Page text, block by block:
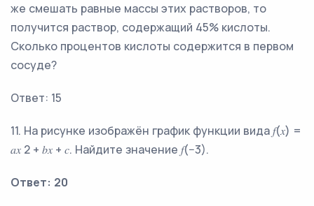
же смешать равные массы этих растворов, то
получится раствор, содержащий 45% кислоты.
Сколько процентов кислоты содержится в первом
сосуде?
Ответ: 15
11. На рисунке изображён график функции вида 𝑓(𝑥) =
𝑎𝑥 2 + 𝑏𝑥 + 𝑐. Найдите значение 𝑓(−3).
Ответ: 20